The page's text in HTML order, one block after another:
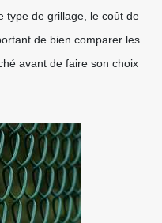
type de grillage, le coût de
de bien comparer les
avant de faire son choix